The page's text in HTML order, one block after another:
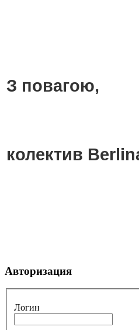
З повагою,
колектив
Авторизация
Логин